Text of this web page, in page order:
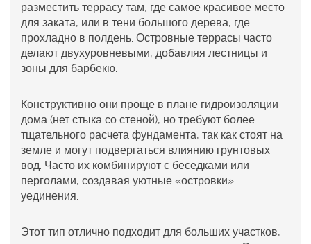
разместить террасу там, где самое красивое место
для заката, или в тени большого дерева, где
прохладно в полдень. Островные террасы часто
делают двухуровневыми, добавляя лестницы и
зоны для барбекю.
Конструктивно они проще в плане гидроизоляции
дома (нет стыка со стеной), но требуют более
тщательного расчета фундамента, так как стоят на
земле и могут подвергаться влиянию грунтовых
вод. Часто их комбинируют с беседками или
перголами, создавая уютные «островки»
уединения.
Этот тип отлично подходит для больших участков,